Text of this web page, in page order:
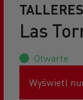
Las
Otwarte
Wyświetl